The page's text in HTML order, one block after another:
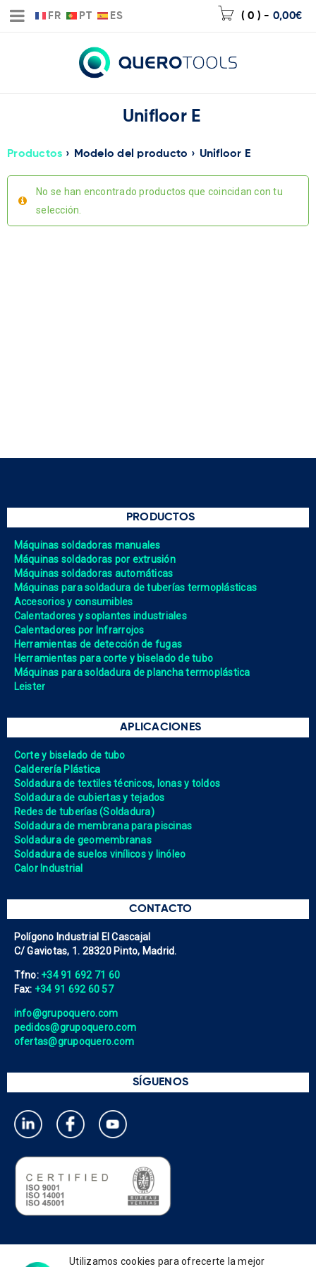
FR PT ES ( 0 ) - 0,00€
Unifloor E
Productos › Modelo del producto › Unifloor E
No se han encontrado productos que coincidan con tu
selección.
PRODUCTOS
Máquinas soldadoras manuales
Máquinas soldadoras por extrusión
Máquinas soldadoras automáticas
Máquinas para soldadura de tuberías termoplásticas
Accesorios y consumibles
Calentadores y soplantes industriales
Calentadores por Infrarrojos
Herramientas de detección de fugas
Herramientas para corte y biselado de tubo
Máquinas para soldadura de plancha termoplástica
Leister
APLICACIONES
Corte y biselado de tubo
Calderería Plástica
Soldadura de textiles técnicos, lonas y toldos
Soldadura de cubiertas y tejados
Redes de tuberías (Soldadura)
Soldadura de membrana para piscinas
Soldadura de geomembranas
Soldadura de suelos vinílicos y linóleo
Calor Industrial
CONTACTO
Polígono Industrial El Cascajal
C/ Gaviotas, 1. 28320 Pinto, Madrid.
Tfno: +34 91 692 71 60
Fax: +34 91 692 60 57
info@grupoquero.com
pedidos@grupoquero.com
ofertas@grupoquero.com
SÍGUENOS
Política de privacidad
Utilizamos cookies para ofrecerte la mejor